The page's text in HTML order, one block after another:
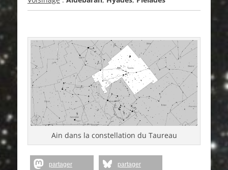
Ain dans la constellation du Taureau
partager partager